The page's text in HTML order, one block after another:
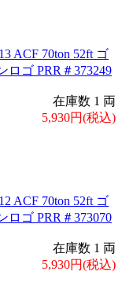
ACF 70ton 52ft ゴ
ロゴ PRR＃373249
在庫数 1 両
5,930円(税込)
ACF 70ton 52ft ゴ
ロゴ PRR＃373070
在庫数 1 両
5,930円(税込)